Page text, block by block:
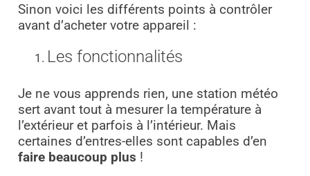
Sinon voici les différents points à contrôler
avant d’acheter votre appareil :
Les fonctionnalités
Je ne vous apprends rien, une station météo
sert avant tout à mesurer la température à
l’extérieur et parfois à l’intérieur. Mais
certaines d’entres-elles sont capables d’en
faire beaucoup plus !